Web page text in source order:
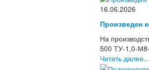
16.06.2026
Произведен
На
500 ТУ-1,0-
Читать далее...